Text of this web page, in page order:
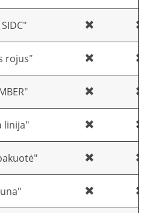
rojus"
linija"